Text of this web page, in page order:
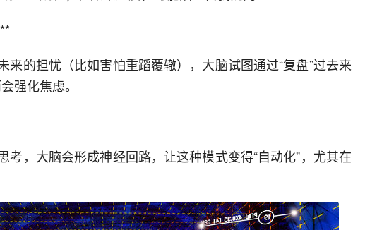
来的担忧（比如害怕重蹈覆辙），大脑试图通过“复盘”过去来
强化焦虑。
考，大脑会形成神经回路，让这种模式变得“自动化”，尤其在